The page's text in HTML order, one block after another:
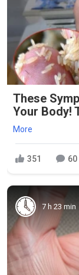
These
Your Body!
More
351 60
7 h 23 min